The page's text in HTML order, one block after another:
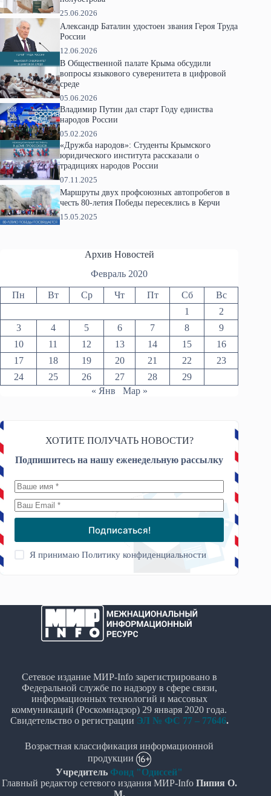
25.06.2026
Александр Баталин удостоен звания Героя Труда
России
12.06.2026
В Общественной палате Крыма обсудили
вопросы языкового суверенитета в цифровой
среде
05.06.2026
Владимир Путин дал старт Году единства
народов России
05.02.2026
«Дружба народов»: Студенты Крымского
юридического института рассказали о
традициях народов России
07.11.2025
Маршруты двух профсоюзных автопробегов в
честь 80-летия Победы пересеклись в Керчи
15.05.2025
Архив Новостей
Февраль 2020
Пн Вт Ср Чт Пт Сб
Вс
1
2
3
4 5 6 7 8
9
10
11 12 13 14 15
16
17
18 19 20 21 22
23
24
25 26 27 28
29
« Янв
Мар »
ХОТИТЕ ПОЛУЧАТЬ НОВОСТИ?
Подпишитесь на нашу еженедельную рассылку
Подписаться!
Я принимаюПолитику конфиденциальности
Сетевое издание МИР-Info зарегистрировано в
Федеральной службе по надзору в сфере связи,
информационных технологий и массовых
коммуникаций (Роскомнадзор) 29 января 2020 года.
Свидетельство о регистрации ЭЛ № ФС 77 – 77646.
Возрастная классификация информационной
продукции
Учредитель Фонд "Одиссей"
Главный редактор сетевого издания МИР-Info Пипия О.